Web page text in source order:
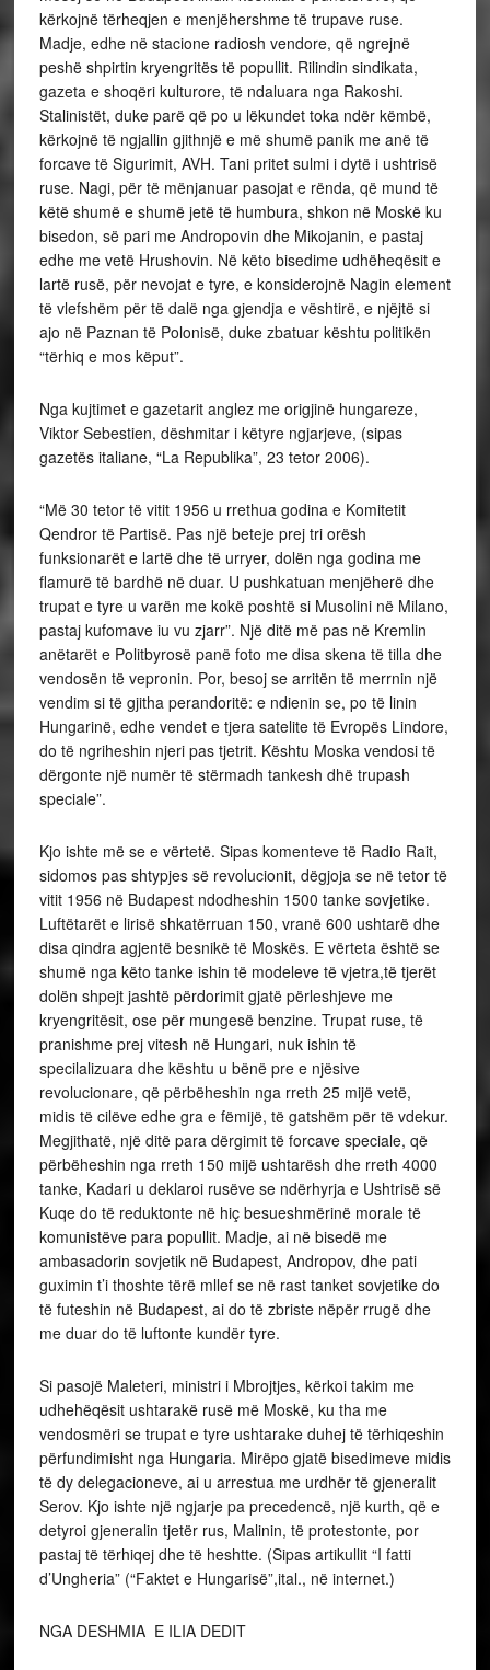
kërkojnë tërheqjen e menjëhershme të trupave ruse.
Madje, edhe në stacione radiosh vendore, që ngrejnë
peshë shpirtin kryengritës të popullit. Rilindin sindikata,
gazeta e shoqëri kulturore, të ndaluara nga Rakoshi.
Stalinistët, duke parë që po u lëkundet toka ndër këmbë,
kërkojnë të ngjallin gjithnjë e më shumë panik me anë të
forcave të Sigurimit, AVH. Tani pritet sulmi i dytë i ushtrisë
ruse. Nagi, për të mënjanuar pasojat e rënda, që mund të
këtë shumë e shumë jetë të humbura, shkon në Moskë ku
bisedon, së pari me Andropovin dhe Mikojanin, e pastaj
edhe me vetë Hrushovin. Në këto bisedime udhëheqësit e
lartë rusë, për nevojat e tyre, e konsiderojnë Nagin element
të vlefshëm për të dalë nga gjendja e vështirë, e njëjtë si
ajo në Paznan të Polonisë, duke zbatuar kështu politikën
“tërhiq e mos këput”.
Nga kujtimet e gazetarit anglez me origjinë hungareze,
Viktor Sebestien, dëshmitar i këtyre ngjarjeve, (sipas
gazetës italiane, “La Republika”, 23 tetor 2006).
“Më 30 tetor të vitit 1956 u rrethua godina e Komitetit
Qendror të Partisë. Pas një beteje prej tri orësh
funksionarët e lartë dhe të urryer, dolën nga godina me
flamurë të bardhë në duar. U pushkatuan menjëherë dhe
trupat e tyre u varën me kokë poshtë si Musolini në Milano,
pastaj kufomave iu vu zjarr”. Një ditë më pas në Kremlin
anëtarët e Politbyrosë panë foto me disa skena të tilla dhe
vendosën të vepronin. Por, besoj se arritën të merrnin një
vendim si të gjitha perandoritë: e ndienin se, po të linin
Hungarinë, edhe vendet e tjera satelite të Evropës Lindore,
do të ngriheshin njeri pas tjetrit. Kështu Moska vendosi të
dërgonte një numër të stërmadh tankesh dhë trupash
speciale”.
Kjo ishte më se e vërtetë. Sipas komenteve të Radio Rait,
sidomos pas shtypjes së revolucionit, dëgjoja se në tetor të
vitit 1956 në Budapest ndodheshin 1500 tanke sovjetike.
Luftëtarët e lirisë shkatërruan 150, vranë 600 ushtarë dhe
disa qindra agjentë besnikë të Moskës. E vërteta është se
shumë nga këto tanke ishin të modeleve të vjetra,të tjerët
dolën shpejt jashtë përdorimit gjatë përleshjeve me
kryengritësit, ose për mungesë benzine. Trupat ruse, të
pranishme prej vitesh në Hungari, nuk ishin të
specilalizuara dhe kështu u bënë pre e njësive
revolucionare, që përbëheshin nga rreth 25 mijë vetë,
midis të cilëve edhe gra e fëmijë, të gatshëm për të vdekur.
Megjithatë, një ditë para dërgimit të forcave speciale, që
përbëheshin nga rreth 150 mijë ushtarësh dhe rreth 4000
tanke, Kadari u deklaroi rusëve se ndërhyrja e Ushtrisë së
Kuqe do të reduktonte në hiç besueshmërinë morale të
komunistëve para popullit. Madje, ai në bisedë me
ambasadorin sovjetik në Budapest, Andropov, dhe pati
guximin t’i thoshte tërë mllef se në rast tanket sovjetike do
të futeshin në Budapest, ai do të zbriste nëpër rrugë dhe
me duar do të luftonte kundër tyre.
Si pasojë Maleteri, ministri i Mbrojtjes, kërkoi takim me
udhehëqësit ushtarakë rusë më Moskë, ku tha me
vendosmëri se trupat e tyre ushtarake duhej të tërhiqeshin
përfundimisht nga Hungaria. Mirëpo gjatë bisedimeve midis
të dy delegacioneve, ai u arrestua me urdhër të gjeneralit
Serov. Kjo ishte një ngjarje pa precedencë, një kurth, që e
detyroi gjeneralin tjetër rus, Malinin, të protestonte, por
pastaj të tërhiqej dhe të heshtte. (Sipas artikullit “I fatti
d’Ungheria” (“Faktet e Hungarisë”,ital., në internet.)
NGA DESHMIA E ILIA DEDIT